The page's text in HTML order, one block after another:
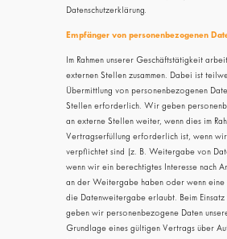
Datenschutzerklärung.
Empfänger von personenbezogenen
Im Rahmen unserer Geschäftstätigkeit
externen Stellen zusammen. Dabei ist
Übermittlung von personenbezogenen
Stellen erforderlich. Wir geben
an externe Stellen weiter, wenn dies im
Vertragserfüllung erforderlich ist, wenn
verpflichtet sind (z. B. Weitergabe von
wenn wir ein berechtigtes Interesse nach
an der Weitergabe haben oder wenn eine
die Datenweitergabe erlaubt. Beim
geben wir personenbezogene Daten
Grundlage eines gültigen Vertrags über